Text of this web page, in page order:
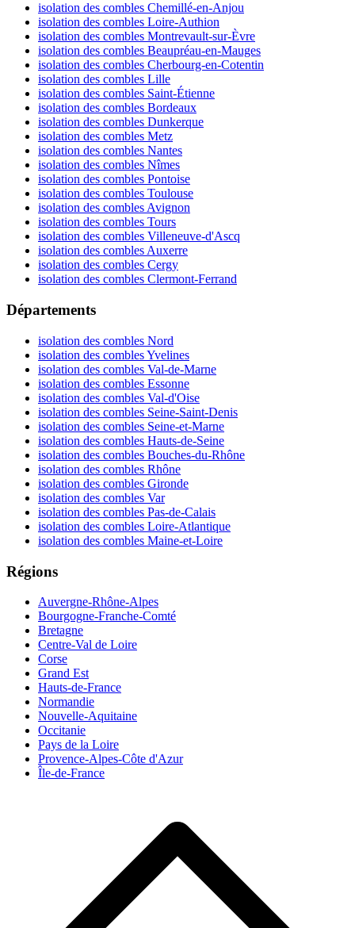
isolation des combles Chemillé-en-Anjou
isolation des combles Loire-Authion
isolation des combles Montrevault-sur-Èvre
isolation des combles Beaupréau-en-Mauges
isolation des combles Cherbourg-en-Cotentin
isolation des combles Lille
isolation des combles Saint-Étienne
isolation des combles Bordeaux
isolation des combles Dunkerque
isolation des combles Metz
isolation des combles Nantes
isolation des combles Nîmes
isolation des combles Pontoise
isolation des combles Toulouse
isolation des combles Avignon
isolation des combles Tours
isolation des combles Villeneuve-d'Ascq
isolation des combles Auxerre
isolation des combles Cergy
isolation des combles Clermont-Ferrand
Départements
isolation des combles Nord
isolation des combles Yvelines
isolation des combles Val-de-Marne
isolation des combles Essonne
isolation des combles Val-d'Oise
isolation des combles Seine-Saint-Denis
isolation des combles Seine-et-Marne
isolation des combles Hauts-de-Seine
isolation des combles Bouches-du-Rhône
isolation des combles Rhône
isolation des combles Gironde
isolation des combles Var
isolation des combles Pas-de-Calais
isolation des combles Loire-Atlantique
isolation des combles Maine-et-Loire
Régions
Auvergne-Rhône-Alpes
Bourgogne-Franche-Comté
Bretagne
Centre-Val de Loire
Corse
Grand Est
Hauts-de-France
Normandie
Nouvelle-Aquitaine
Occitanie
Pays de la Loire
Provence-Alpes-Côte d'Azur
Île-de-France